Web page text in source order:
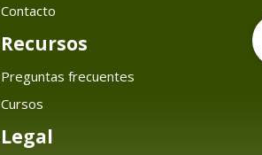
Contacto
Recursos
Preguntas frecuentes
Cursos
Legal